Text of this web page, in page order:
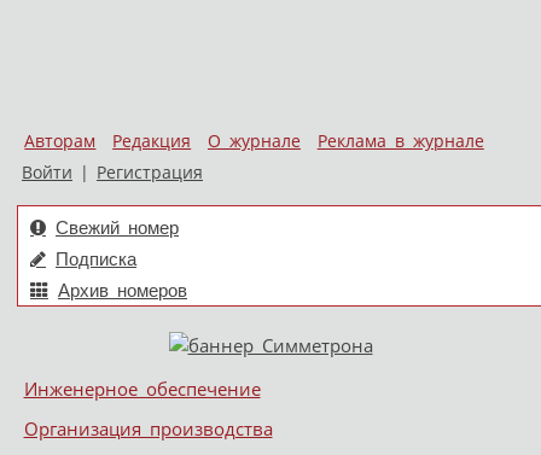
Авторам Редакция О журнале
Реклама в журнале
Войти | Регистрация
Свежий номер
Подписка
Архив номеров
Меню
Skip to content
Инженерное обеспечение
Организация производства